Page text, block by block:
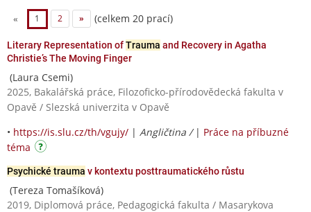
« 1 2 » (celkem 20 prací)
Literary Representation ofTrauma and Recovery in Agatha
Christie’s The Moving Finger
(Laura Csemi)
2025, Bakalářská práce, Filozoficko-přírodovědecká fakulta v
Opavě / Slezská univerzita v Opavě
• https://is.slu.cz/th/vgujy/ | Angličtina / | Práce na příbuzné
téma
Psychické trauma v kontextu posttraumatického růstu
(Tereza Tomašíková)
2019, Diplomová práce, Pedagogická fakulta / Masarykova